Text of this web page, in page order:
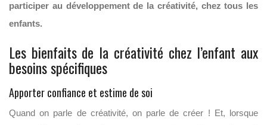
participer au développement de la créativité, chez tous les
enfants.
Les bienfaits de la créativité chez l’enfant aux
besoins spécifiques
Apporter confiance et estime de soi
Quand on parle de créativité, on parle de créer ! Et, lorsque